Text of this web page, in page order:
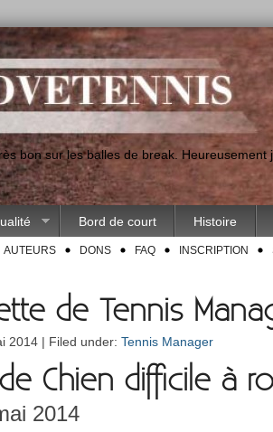
bon sur les balles de break.
Bord de court Histoire
AUTEURS DONS FAQ INSCRIPTION
de Tennis
2014 | Filed under: Tennis Manager
Chien dif­ficile à
2014